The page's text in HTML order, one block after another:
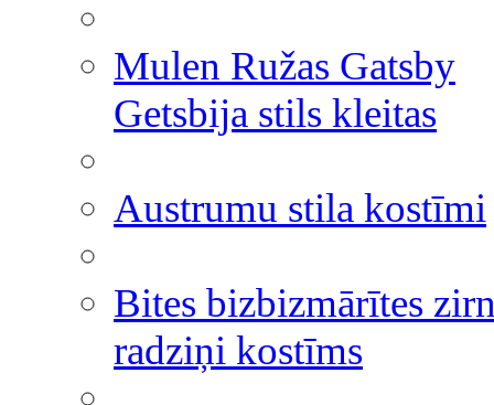
Mulen Ružas Gatsby
Getsbija stils kleitas
Austrumu stila kostīmi
Bites bizbizmārītes
radziņi kostīms